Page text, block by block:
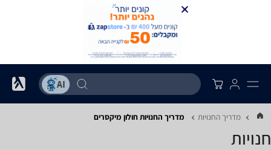
מדריך החנויות מדריך החנויות ‏חולון ‏מיקסרים
חנויות